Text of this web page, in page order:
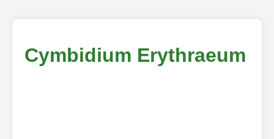
Cymbidium Erythraeum